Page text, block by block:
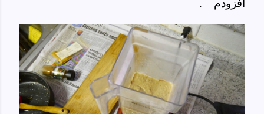
افزودم .